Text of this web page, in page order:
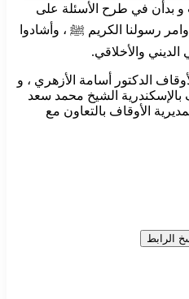
و بدأن في طرح الأسئلة على
رسولنا الكريم ﷺ ، وأشادوا
والأخلاقي.
الدكتور أسامة الأزهري ، و
الشيخ محمد سعد
الأوقاف بالتعاون مع
الرابط